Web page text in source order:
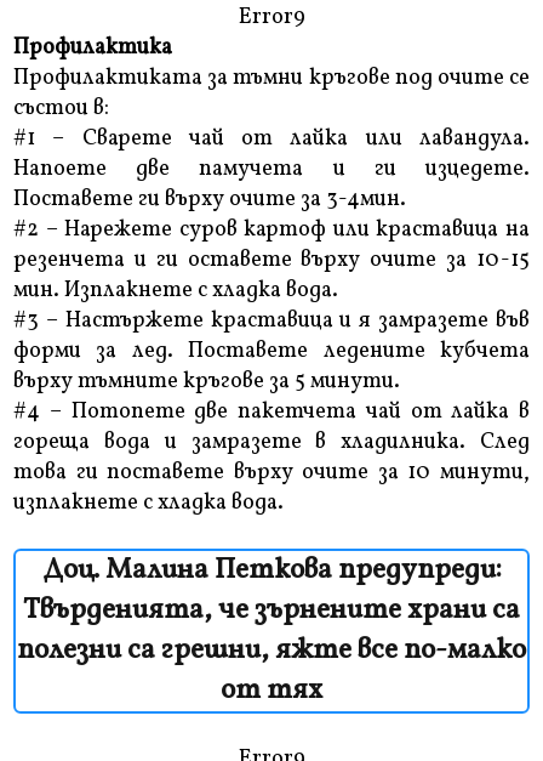
Error9
Профилактика
Профилактиката за тъмни кръгове под очите се
състои в:
#1 – Сварете чай от лайка или лавандула.
Напоете две памучета и ги изцедете.
Поставете ги върху очите за 3-4мин.
#2 – Нарежете суров картоф или краставица на
резенчета и ги оставете върху очите за 10-15
мин. Изплакнете с хладка вода.
#3 – Настържете краставица и я замразете във
форми за лед. Поставете ледените кубчета
върху тъмните кръгове за 5 минути.
#4 – Потопете две пакетчета чай от лайка в
гореща вода и замразете в хладилника. След
това ги поставете върху очите за 10 минути,
изплакнете с хладка вода.
Доц. Малина Петкова предупреди:
Твърденията, че зърнените храни са
полезни са грешни, яжте все по-малко
от тях